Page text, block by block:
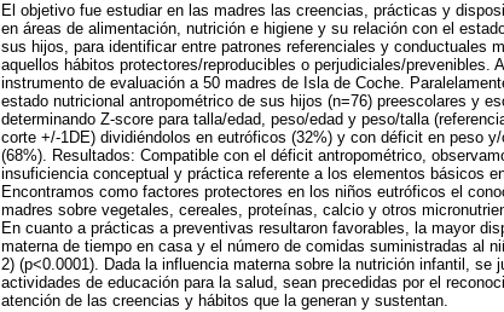
El objetivo fue estudiar en las madres las creencias, prácticas y
en áreas de alimentación, nutrición e higiene y su relación con el
sus hijos, para identificar entre patrones referenciales y conductuales
aquellos hábitos protectores/reproducibles o perjudiciales/prevenibles.
instrumento de evaluación a 50 madres de Isla de Coche.
estado nutricional antropométrico de sus hijos (n=76) preescolares y
determinando Z-score para talla/edad, peso/edad y peso/talla
corte +/-1DE) dividiéndolos en eutróficos (32%) y con déficit en peso y/
(68%). Resultados: Compatible con el déficit antropométrico,
insuficiencia conceptual y práctica referente a los elementos básicos
Encontramos como factores protectores en los niños eutróficos el
madres sobre vegetales, cereales, proteínas, calcio y otros
En cuanto a prácticas a preventivas resultaron favorables, la mayor
materna de tiempo en casa y el número de comidas suministradas al
2) (p<0.0001). Dada la influencia materna sobre la nutrición infantil, se
actividades de educación para la salud, sean precedidas por el
atención de las creencias y hábitos que la generan y sustentan.